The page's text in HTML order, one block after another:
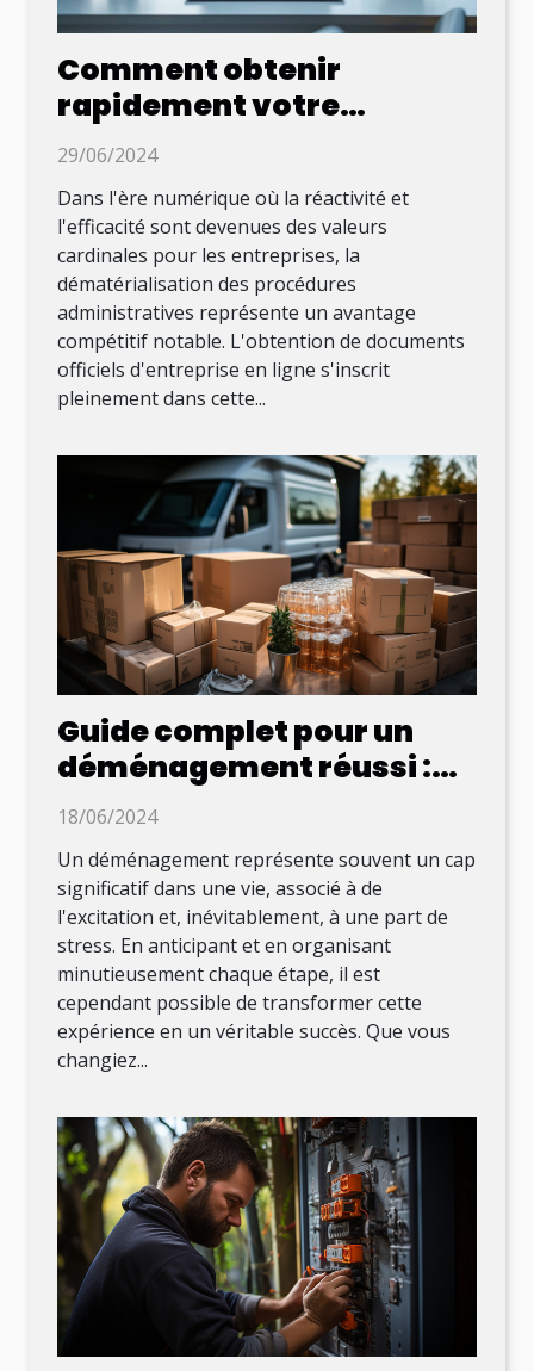
Comment obtenir
rapidement votre
document officiel
29/06/2024
Dans l'ère numérique où la réactivité et
l'efficacité sont devenues des valeurs
cardinales pour les entreprises, la
dématérialisation des procédures
administratives représente un avantage
compétitif notable. L'obtention de documents
officiels d'entreprise en ligne s'inscrit
pleinement dans cette...
Guide complet pour un
déménagement réussi :
conseils pratiques et
18/06/2024
Un déménagement représente souvent un cap
significatif dans une vie, associé à de
l'excitation et, inévitablement, à une part de
stress. En anticipant et en organisant
minutieusement chaque étape, il est
cependant possible de transformer cette
expérience en un véritable succès. Que vous
changiez...